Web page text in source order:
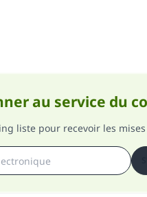
au service du
liste pour recevoir les